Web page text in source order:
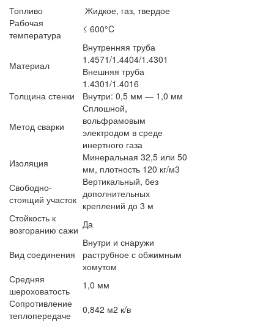
Топливо
Жидкое, газ, твердое
Рабочая
температура
≤ 600°C
Материал
Внутренняя труба
1.4571/1.4404/1.4301
Внешняя труба
1.4301/1.4016
Толщина стенки
Внутри: 0,5 мм — 1,0 мм
Метод сварки
Сплошной,
вольфрамовым
электродом в среде
инертного газа
Изоляция
Минеральная 32,5 или 50
мм, плотность 120 кг/м3
Свободно-
стоящий участок
Вертикальный, без
дополнительных
креплений до 3 м
Стойкость к
возгоранию сажи Да
Вид соединения
Внутри и снаружи
раструбное с обжимным
хомутом
Средняя
шероховатость
1,0 мм
Сопротивление
теплопередаче
0,842 м2 к/в